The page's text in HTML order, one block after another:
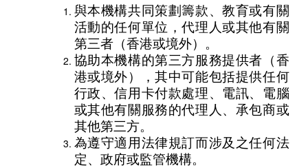
與本機構共同策劃籌款、教育或有關
活動的任何單位，代理人或其他有關
第三者（香港或境外）。
協助本機構的第三方服務提供者（香
港或境外），其中可能包括提供任何
行政、信用卡付款處理、電訊、電腦
或其他有關服務的代理人、承包商或
其他第三方。
為遵守適用法律規訂而涉及之任何法
定、政府或監管機構。